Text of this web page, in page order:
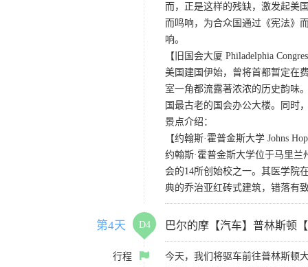
而，正是这样的残缺，激发起美
而鸣响，为合众国通过《宪法》
响。
【旧国会大厦 Philadelphia
美国建国伊始，曾将首都暂定在
室一角都流露著浓浓的历史韵味
国最古老的国会办公大楼。同时
景点介绍：
【约翰斯·霍普金斯大学 Johns
约翰斯·霍普金斯大学位于马里
会的14所创始校之一。其医学院
典的乔治亚红砖式建筑，错落有
第4天 D4 巴尔的摩【汽车】普林斯顿
行程
今天，我们将驱车前往普林斯顿